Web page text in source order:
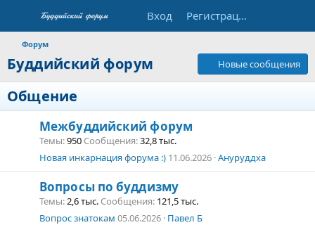
Вход Регистрация
Форум
Буддийский форум Новые сообщения
Общение
Межбуддийский форум
Темы 950 Сообщения 32,8 тыс.
Новая инкарнация форума :) 11.06.2026 Ануруддха
Вопросы по буддизму
Темы 2,6 тыс. Сообщения 121,5 тыс.
Вопрос знатокам 05.06.2026 Павел Б